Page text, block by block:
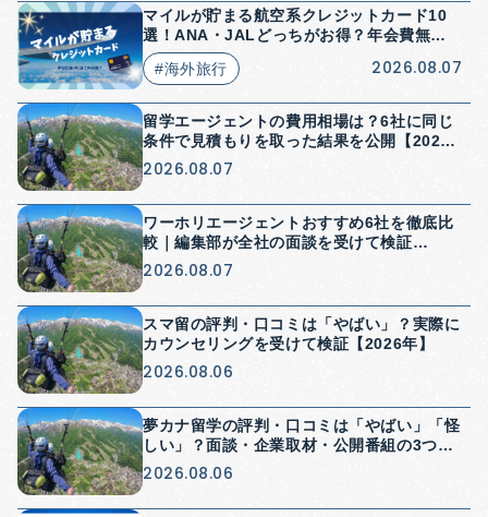
マイルが貯まる航空系クレジットカード10
選！ANA・JALどっちがお得？年会費無料
はある？
#海外旅行
2026.08.07
留学エージェントの費用相場は？6社に同じ
条件で見積もりを取った結果を公開【2026
年】
2026.08.07
ワーホリエージェントおすすめ6社を徹底比
較｜編集部が全社の面談を受けて検証
【2026年】
2026.08.07
スマ留の評判・口コミは「やばい」？実際に
カウンセリングを受けて検証【2026年】
2026.08.06
夢カナ留学の評判・口コミは「やばい」「怪
しい」？面談・企業取材・公開番組の3つか
ら検証【2026年】
2026.08.06